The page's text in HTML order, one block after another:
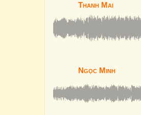
Thanh Mai
Ngọc Minh